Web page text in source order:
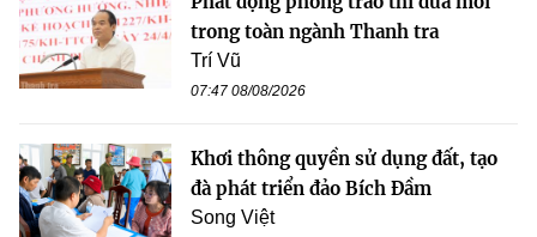
trong toàn ngành Thanh tra
Trí Vũ
07:47 08/08/2026
Khơi thông quyền sử dụng đất, tạo
đà phát triển đảo Bích Đầm
Song Việt